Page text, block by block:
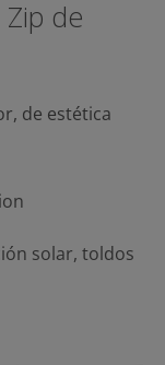
de
de estética
solar, toldos